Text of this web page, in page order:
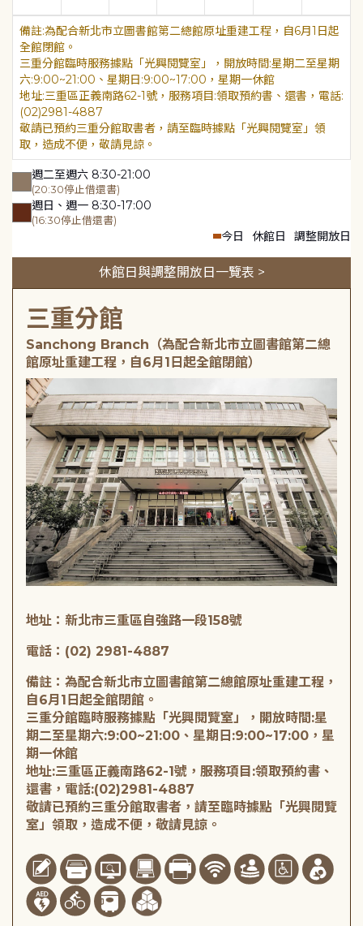
為配合新北市立圖書館第二總館原址重建工程，自6月1日起
全館閉館。
三重分館臨時服務據點「光興閱覽室」，開放時間:星期二至星期
六:9:00~21:00、星期日:9:00~17:00，星期一休館
地址:三重區正義南路62-1號，服務項目:領取預約書、還書，電話:
(02)2981-4887
敬請已預約三重分館取書者，請至臨時據點「光興閱覽室」領
取，造成不便，敬請見諒。
週二至週六 8:30-21:00
(20:30停止借還書)
週日、週一 8:30-17:00
(16:30停止借還書)
今日 休館日 調整開放日
休館日與調整開放日一覽表 >
三重分館
Sanchong Branch（為配合新北市立圖書館第二總
館原址重建工程，自6月1日起全館閉館）
地址：新北市三重區自強路一段158號
電話：(02) 2981-4887
備註：為配合新北市立圖書館第二總館原址重建工程，
自6月1日起全館閉館。
三重分館臨時服務據點「光興閱覽室」，開放時間:星
期二至星期六:9:00~21:00、星期日:9:00~17:00，星
期一休館
地址:三重區正義南路62-1號，服務項目:領取預約書、
還書，電話:(02)2981-4887
敬請已預約三重分館取書者，請至臨時據點「光興閱覽
室」領取，造成不便，敬請見諒。